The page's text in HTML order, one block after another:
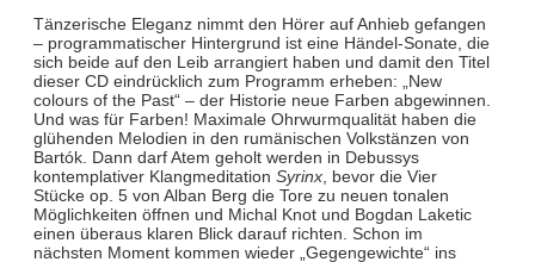
Tänzerische Eleganz nimmt den Hörer auf Anhieb gefangen
– programmatischer Hintergrund ist eine Händel-Sonate, die
sich beide auf den Leib arrangiert haben und damit den Titel
dieser CD eindrücklich zum Programm erheben: „New
colours of the Past“ – der Historie neue Farben abgewinnen.
Und was für Farben! Maximale Ohrwurmqualität haben die
glühenden Melodien in den rumänischen Volkstänzen von
Bartók. Dann darf Atem geholt werden in Debussys
kontemplativer Klangmeditation Syrinx, bevor die Vier
Stücke op. 5 von Alban Berg die Tore zu neuen tonalen
Möglichkeiten öffnen und Michal Knot und Bogdan Laketic
einen überaus klaren Blick darauf richten. Schon im
nächsten Moment kommen wieder „Gegengewichte“ ins